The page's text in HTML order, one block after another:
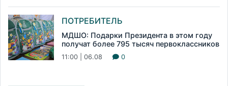
ПОТРЕБИТЕЛЬ
МДШО: Подарки Президента в этом году
получат более 795 тысяч первоклассников
11:00 | 06.08 0